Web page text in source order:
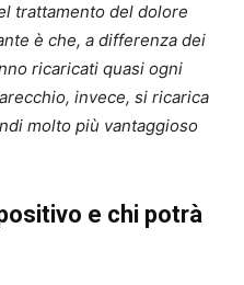
trattamento del dolore
è che, a differenza dei
ricaricati quasi ogni
invece, si ricarica
molto più vantaggioso
e chi potrà